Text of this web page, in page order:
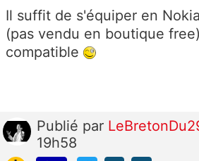
Il suffit de s'équiper en
(pas vendu en boutique
compatible
Publié par
19h58